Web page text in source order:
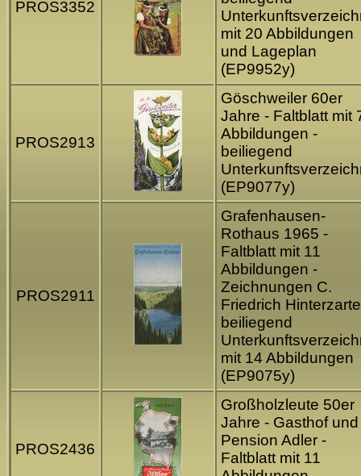
PROS3352
mit 20 Abbildungen
und Lageplan
(EP9952y)
PROS2913
Göschweiler 60er
Jahre - Faltblatt mit
Abbildungen -
beiliegend
(EP9077y)
PROS2911
Grafenhausen-
Rothaus 1965 -
Faltblatt mit 11
Abbildungen -
Zeichnungen C.
Friedrich
beiliegend
mit 14 Abbildungen
(EP9075y)
PROS2436
Großholzleute 50er
Jahre - Gasthof und
Pension Adler -
Faltblatt mit 11